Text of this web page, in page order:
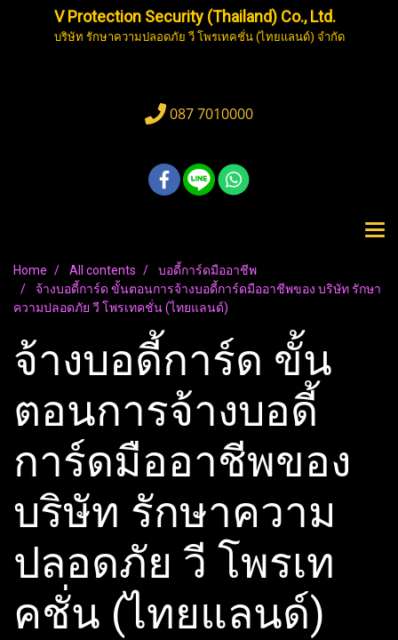
V Protection Security (Thailand) Co., Ltd.
บริษัท รักษาความปลอดภัย วี โพรเทคชั่น (ไทยแลนด์) จำกัด
087 7010000
Home All contents
บอดี้การ์ดมืออาชีพ
จ้างบอดี้การ์ด ขั้นตอนการจ้างบอดี้การ์ดมืออาชีพของ บริษัท รักษา
ความปลอดภัย วี โพรเทคชั่น (ไทยแลนด์)
จ้างบอดี้การ์ด ขั้น
ตอนการจ้างบอดี้
การ์ดมืออาชีพของ
บริษัท รักษาความ
ปลอดภัย วี โพรเท
คชั่น (ไทยแลนด์)